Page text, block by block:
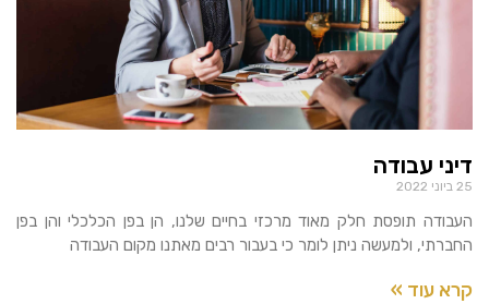
דיני עבודה
25 ביוני 2022
העבודה תופסת חלק מאוד מרכזי בחיים שלנו, הן בפן הכלכלי והן בפן
החברתי, ולמעשה ניתן לומר כי בעבור רבים מאתנו מקום העבודה
קרא עוד »